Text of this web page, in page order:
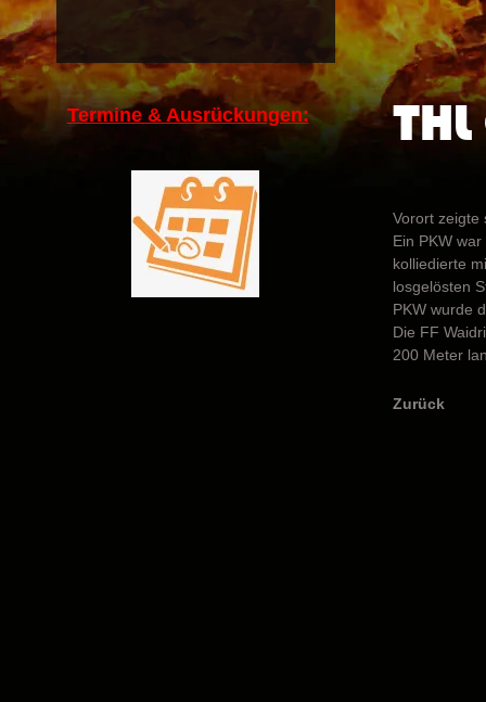
Termine & Ausrückungen:
Vorort zeigte
Ein PKW
kolliedierte
losgelösten
PKW wurde
Die FF
200 Meter
Zurück